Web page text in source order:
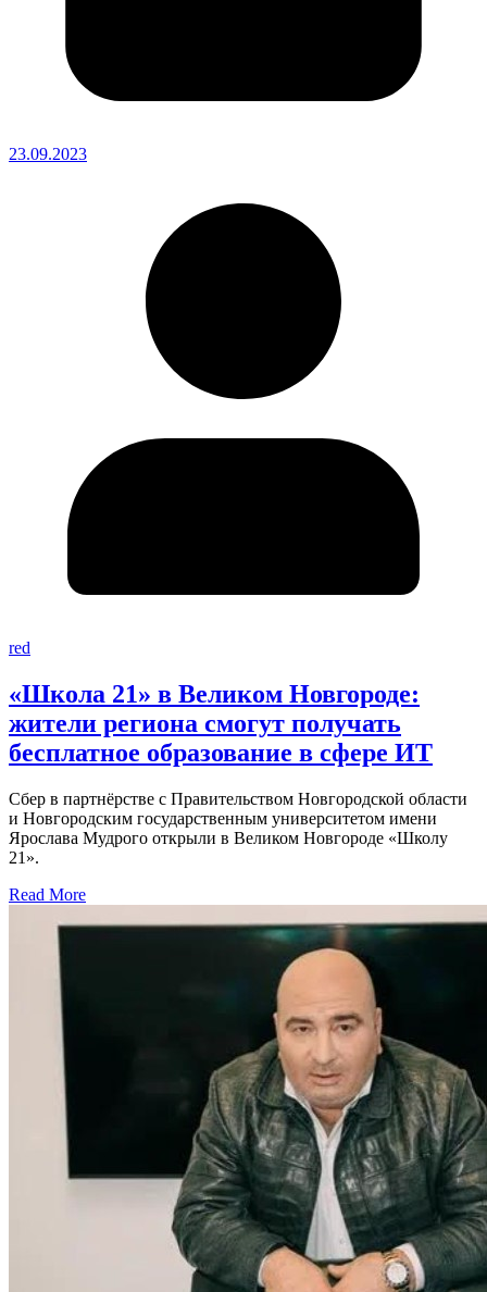
23.09.2023
red
«Школа 21» в Великом Новгороде:
жители региона смогут получать
бесплатное образование в сфере ИТ
Сбер в партнёрстве с Правительством Новгородской области
и Новгородским государственным университетом имени
Ярослава Мудрого открыли в Великом Новгороде «Школу
21».
Read More